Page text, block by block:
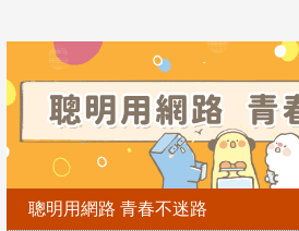
聰明用網路 青春不迷路